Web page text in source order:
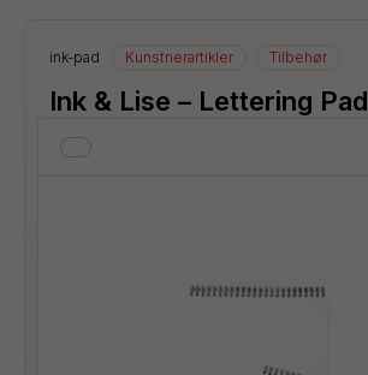
ink-pad Kunstnerartikler Tilbehør
Ink & Lise – Lettering Pad